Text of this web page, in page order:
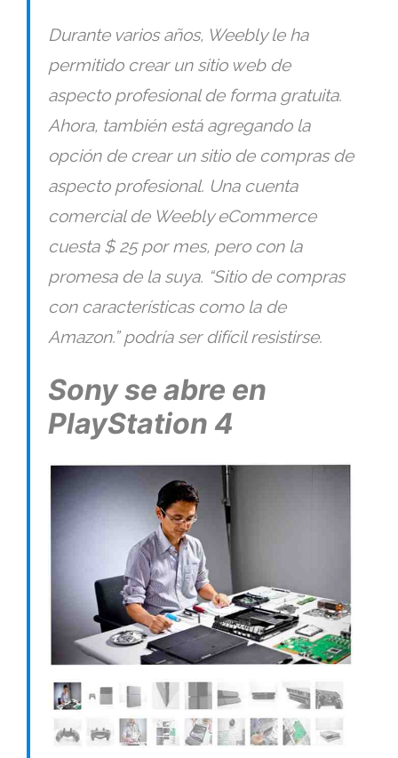
Durante varios años, Weebly le ha
permitido crear un sitio web de
aspecto profesional de forma gratuita.
Ahora, también está agregando la
opción de crear un sitio de compras de
aspecto profesional. Una cuenta
comercial de Weebly eCommerce
cuesta $ 25 por mes, pero con la
promesa de la suya. “Sitio de compras
con características como la de
Amazon.” podría ser difícil resistirse.
Sony se abre en
PlayStation 4